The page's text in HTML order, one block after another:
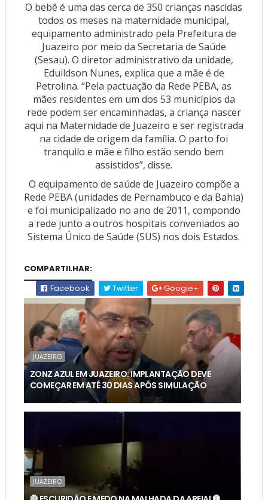
O bebê é uma das cerca de 350 crianças nascidas
todos os meses na maternidade municipal,
equipamento administrado pela Prefeitura de
Juazeiro por meio da Secretaria de Saúde
(Sesau). O diretor administrativo da unidade,
Eduildson Nunes, explica que a mãe é de
Petrolina. “Pela pactuação da Rede PEBA, as
mães residentes em um dos 53 municípios da
rede podem ser encaminhadas, a criança nascer
aqui na Maternidade de Juazeiro e ser registrada
na cidade de origem da família. O parto foi
tranquilo e mãe e filho estão sendo bem
assistidos”, disse.
O equipamento de saúde de Juazeiro compõe a
Rede PEBA (unidades de Pernambuco e da Bahia)
e foi municipalizado no ano de 2011, compondo
a rede junto a outros hospitais conveniados ao
Sistema Único de Saúde (SUS) nos dois Estados.
COMPARTILHAR:
Facebook
Twitter Google+
JUAZEIRO
ZONZ AZUL EM JUAZEIRO: IMPLANTAÇÃO DEVE
COMEÇAR EM ATÉ 30 DIAS APÓS SIMULAÇÃO
JUAZEIRO